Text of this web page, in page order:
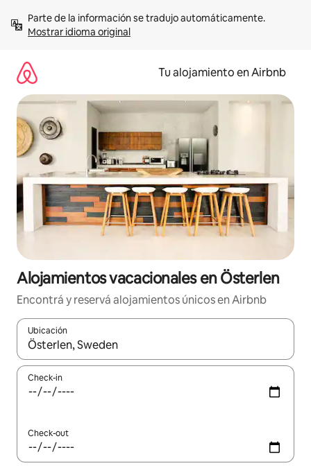
contenidoMostrar idioma original
Tu alojamiento en Airbnb
Alojamientos vacacionales en Österlen
Encontrá y reservá alojamientos únicos en Airbnb
Ubicación
Cuando los resultados estén disponibles, navegá con las
Check-in
Check-out